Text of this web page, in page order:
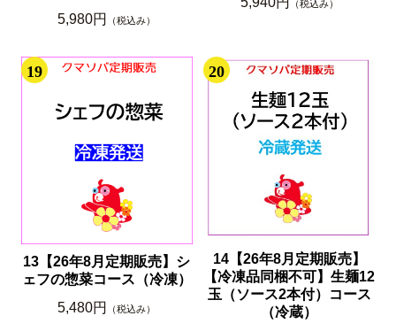
5,980円 （税込み）
（税込み）
19
13【26年8月定期販売】シ
ェフの惣菜コース（冷凍）
5,480円
（税込み）
20
14【26年8月定期販売】
【冷凍品同梱不可】生麺12
玉（ソース2本付）コース
（冷蔵）